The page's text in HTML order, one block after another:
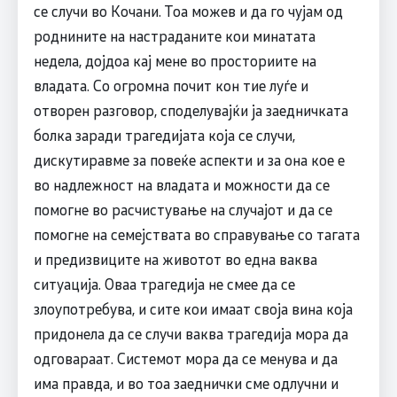
се случи во Кочани. Тоа можев и да го чујам од
роднините на настраданите кои минатата
недела, дојдоа кај мене во просториите на
владата. Со огромна почит кон тие луѓе и
отворен разговор, споделувајќи ја заедничката
болка заради трагедијата која се случи,
дискутиравме за повеќе аспекти и за она кое е
во надлежност на владата и можности да се
помогне во расчистување на случајот и да се
помогне на семејствата во справување со тагата
и предизвиците на животот во една ваква
ситуација. Оваа трагедија не смее да се
злоупотребува, и сите кои имаат своја вина која
придонела да се случи ваква трагедија мора да
одговараат. Системот мора да се менува и да
има правда, и во тоа заеднички сме одлучни и